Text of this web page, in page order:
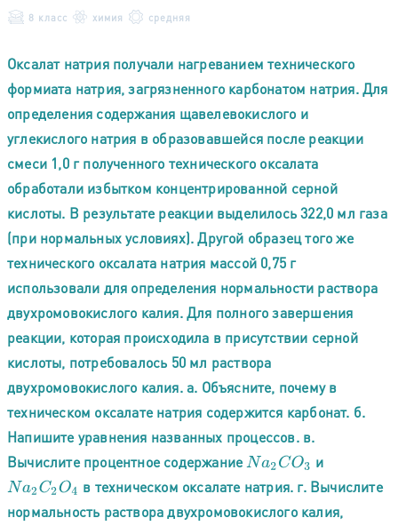
8 класс химия средняя
Оксалат натрия получали нагреванием технического
формиата натрия, загрязненного карбонатом натрия. Для
определения содержания щавелевокислого и
углекислого натрия в образовавшейся после реакции
смеси 1,0 г полученного технического оксалата
обработали избытком концентрированной серной
кислоты. В результате реакции выделилось 322,0 мл газа
(при нормальных условиях). Другой образец того же
технического оксалата натрия массой 0,75 г
использовали для определения нормальности раствора
двухромовокислого калия. Для полного завершения
реакции, которая происходила в присутствии серной
кислоты, потребовалось 50 мл раствора
двухромовокислого калия. а. Объясните, почему в
техническом оксалате натрия содержится карбонат. б.
Напишите уравнения названных процессов. в.
Вычислите процентное содержаниеNa2CO3
и
Na2C2O4
в техническом оксалате натрия. г. Вычислите
нормальность раствора двухромовокислого калия,